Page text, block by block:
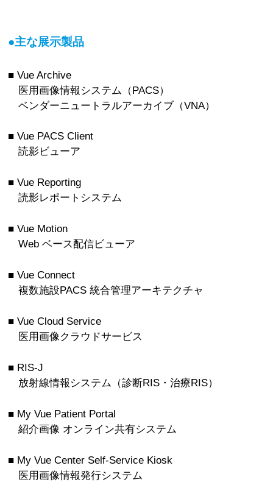
●主な展示製品
■ Vue Archive
医用画像情報システム（PACS）
ベンダーニュートラルアーカイブ（VNA）
■ Vue PACS Client
読影ビューア
■ Vue Reporting
読影レポートシステム
■ Vue Motion
Web ベース配信ビューア
■ Vue Connect
複数施設PACS 統合管理アーキテクチャ
■ Vue Cloud Service
医用画像クラウドサービス
■ RIS-J
放射線情報システム（診断RIS・治療RIS）
■ My Vue Patient Portal
紹介画像 オンライン共有システム
■ My Vue Center Self-Service Kiosk
医用画像情報発行システム